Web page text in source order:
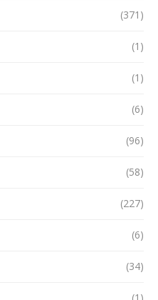
(371)
(1)
(1)
(6)
(96)
(58)
(227)
(6)
(34)